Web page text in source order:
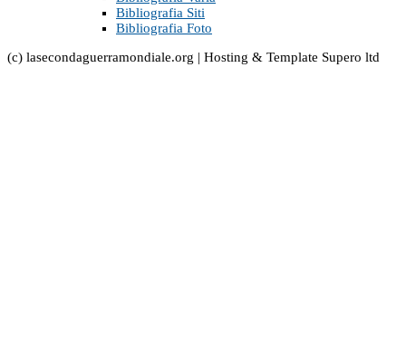
Bibliografia Siti
Bibliografia Foto
(c) lasecondaguerramondiale.org | Hosting & Template Supero ltd